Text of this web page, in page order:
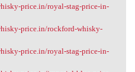
price.in/royal-stag-price-in-
price.in/rockford-whisky-
price.in/royal-stag-price-in-